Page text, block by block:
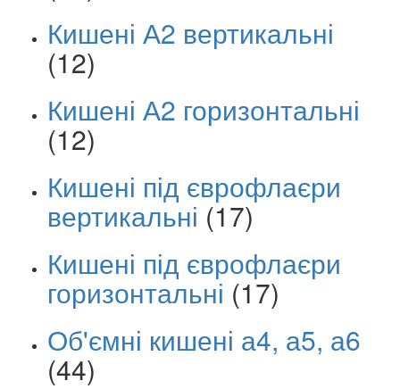
Кишені А2 вертикальні
(12)
Кишені А2 горизонтальні
(12)
Кишені під єврофлаєри
вертикальні (17)
Кишені під єврофлаєри
горизонтальні (17)
Об'ємні кишені а4, а5, а6
(44)